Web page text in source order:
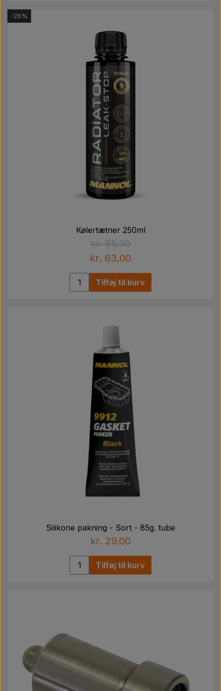
-26%
Kølertætner 250ml
kr. 85,00
kr. 63,00
Tilføj til kurv
Silikone pakning - Sort - 85g. tube
kr. 29,00
Tilføj til kurv